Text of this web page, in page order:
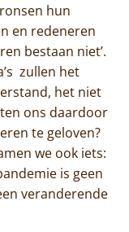
hun
en redeneren
bestaan niet’.
zullen het
het niet
ons daardoor
te geloven?
we ook iets:
is geen
veranderende